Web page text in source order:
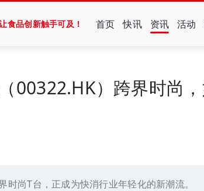
食品创新触手可及！ 首页 快讯 资讯 活动
00322.HK）跨界时尚
时尚T台，正成为快消行业年轻化的新潮流。